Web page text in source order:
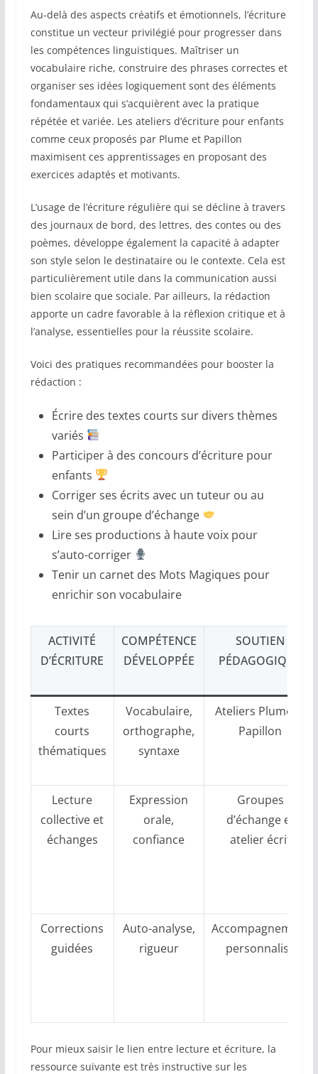
Au-delà des aspects créatifs et émotionnels, l’écriture
constitue un vecteur privilégié pour progresser dans
les compétences linguistiques. Maîtriser un
vocabulaire riche, construire des phrases correctes et
organiser ses idées logiquement sont des éléments
fondamentaux qui s’acquièrent avec la pratique
répétée et variée. Les ateliers d’écriture pour enfants
comme ceux proposés par Plume et Papillon
maximisent ces apprentissages en proposant des
exercices adaptés et motivants.
L’usage de l’écriture régulière qui se décline à travers
des journaux de bord, des lettres, des contes ou des
poèmes, développe également la capacité à adapter
son style selon le destinataire ou le contexte. Cela est
particulièrement utile dans la communication aussi
bien scolaire que sociale. Par ailleurs, la rédaction
apporte un cadre favorable à la réflexion critique et à
l’analyse, essentielles pour la réussite scolaire.
Voici des pratiques recommandées pour booster la
rédaction :
Écrire des textes courts sur divers thèmes
variés
Participer à des concours d’écriture pour
enfants
Corriger ses écrits avec un tuteur ou au
sein d’un groupe d’échange
Lire ses productions à haute voix pour
s’auto-corriger
Tenir un carnet des Mots Magiques pour
enrichir son vocabulaire
ACTIVITÉ
D’ÉCRITURE
COMPÉTENCE
DÉVELOPPÉE
SOUTIEN
PÉDAGOGIQUE
Textes
courts
thématiques
Vocabulaire,
orthographe,
syntaxe
Ateliers Plume et
Papillon
Lecture
collective et
échanges
Expression
orale,
confiance
Groupes
d’échange et
atelier écrit
Corrections
guidées
Auto-analyse,
rigueur
Accompagnement
personnalisé
Pour mieux saisir le lien entre lecture et écriture, la
ressource suivante est très instructive sur les